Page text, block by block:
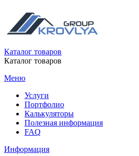
Каталог товаров
Каталог товаров
Меню
Услуги
Портфолио
Калькуляторы
Полезная информация
FAQ
Информация